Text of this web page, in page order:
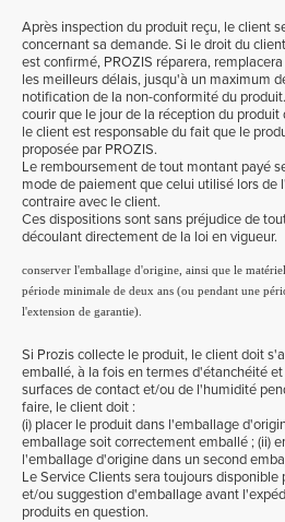
Après inspection du produit reçu, le client
concernant sa demande. Si le droit du
est confirmé, PROZIS réparera,
les meilleurs délais, jusqu'à un maximum
notification de la non-conformité du
courir que le jour de la réception du produit
le client est responsable du fait que le
proposée par PROZIS.
Le remboursement de tout montant payé
mode de paiement que celui utilisé lors de
contraire avec le client.
Ces dispositions sont sans préjudice de
découlant directement de la loi en vigueur.
conserver l'emballage d'origine, ainsi que le
période minimale de deux ans (ou pendant une
l'extension de garantie).
Si Prozis collecte le produit, le client doit
emballé, à la fois en termes d'étanchéité
surfaces de contact et/ou de l'humidité
faire, le client doit :
(i) placer le produit dans l'emballage
emballage soit correctement emballé ; (ii)
l'emballage d'origine dans un second
Le Service Clients sera toujours
et/ou suggestion d'emballage avant
produits en question.